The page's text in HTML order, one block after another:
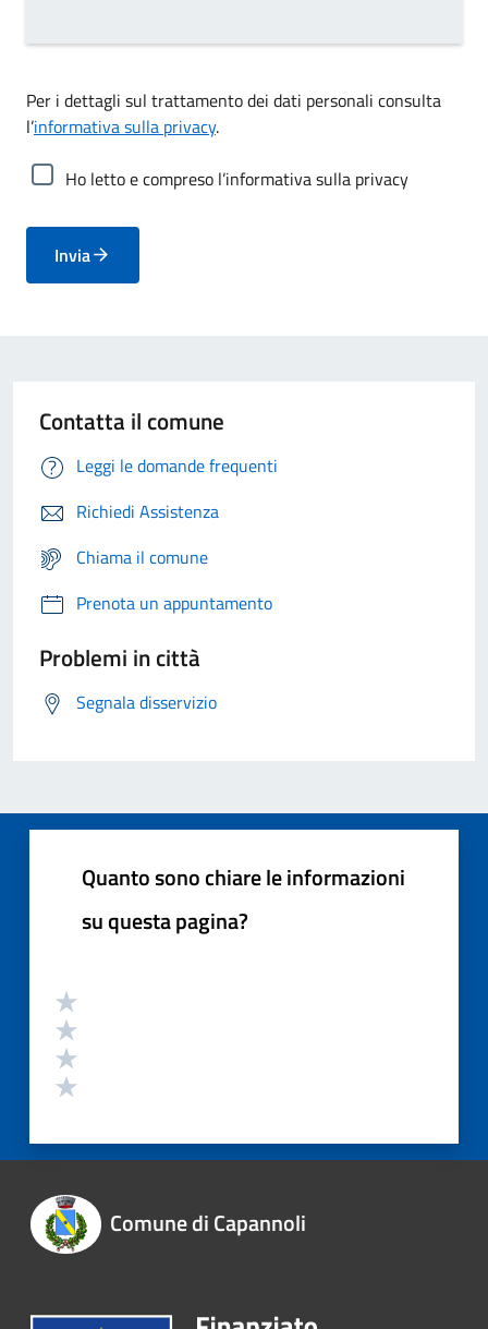
Per i dettagli sul trattamento dei dati personali consulta
l’informativa sulla privacy.
Ho letto e compreso l’informativa sulla privacy
Invia
Contatta il comune
Leggi le domande frequenti
Richiedi Assistenza
Chiama il comune
Prenota un appuntamento
Problemi in città
Segnala disservizio
Quanto sono chiare le informazioni
su questa pagina?
Comune di Capannoli